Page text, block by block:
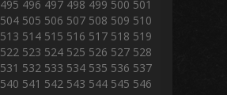
495 496 497 498 499 500 501
504 505 506 507 508 509 510
513 514 515 516 517 518 519
522 523 524 525 526 527 528
531 532 533 534 535 536 537
540 541 542 543 544 545 546